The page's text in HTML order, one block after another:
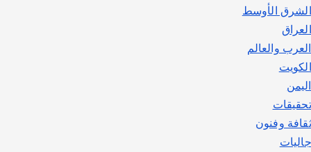
الشرق الأوسط
العراق
العرب والعالم
الكويت
اليمن
تحقيقات
ثقافة وفنون
جاليات